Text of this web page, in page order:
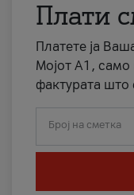
Плати
Платете ја
Мојот А1, само
фактурата што
Број на сметка